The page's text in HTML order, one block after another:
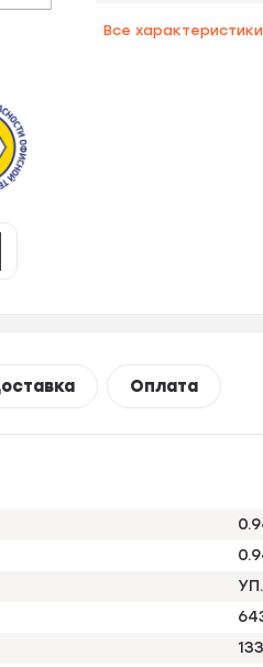
Все характеристики
Оплата
УП.